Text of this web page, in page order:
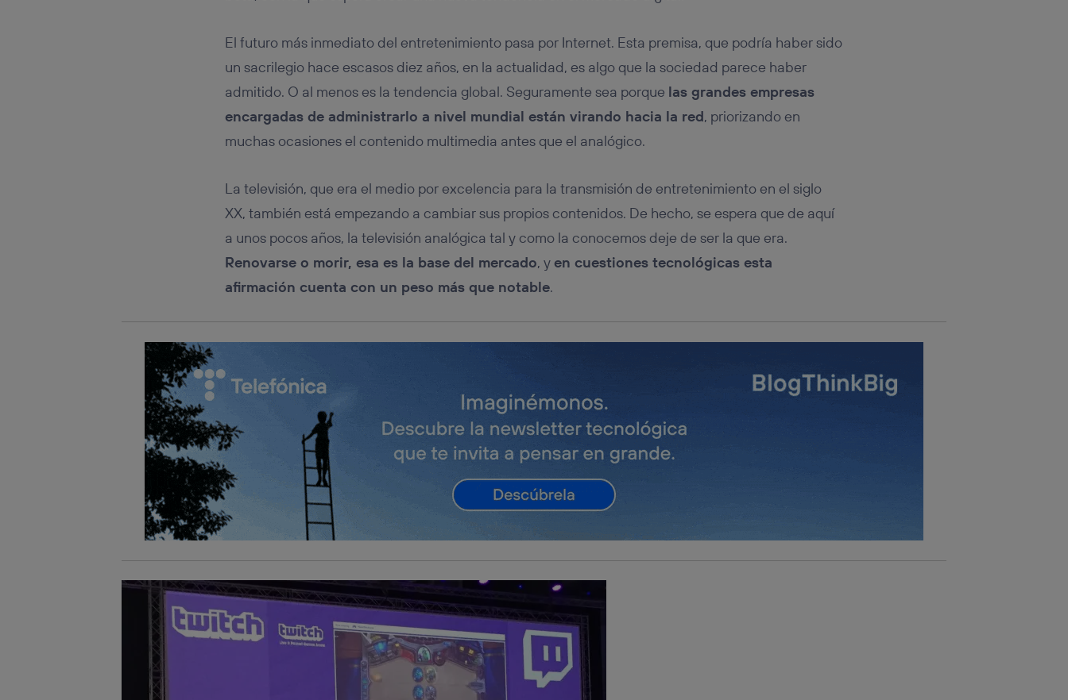
El futuro más inmediato del entretenimiento pasa por Internet. Esta premisa, que podría haber sido
un sacrilegio hace escasos diez años, en la actualidad, es algo que la sociedad parece haber
admitido. O al menos es la tendencia global. Seguramente sea porque las grandes empresas
encargadas de administrarlo a nivel mundial están virando hacia la red, priorizando en
muchas ocasiones el contenido multimedia antes que el analógico.
La televisión, que era el medio por excelencia para la transmisión de entretenimiento en el siglo
XX, también está empezando a cambiar sus propios contenidos. De hecho, se espera que de aquí
a unos pocos años, la televisión analógica tal y como la conocemos deje de ser la que era.
Renovarse o morir, esa es la base del mercado, yen cuestiones tecnológicas esta
afirmación cuenta con un peso más que notable.
conecte su dispositivo y consienta el uso de la tecnología recibirá el mismo identificador.
Si utilizas unaconexión de banda ancha (p. ej., Wi-Fi), el marketing o análisis se
realizará en función de las actividades de navegación de los miembros del hogar que
hayan dado su consentimiento.
Si utilizasdatos móviles, el marketing será más personalizado, ya que se basará
únicamente en la navegación del usuario del móvil.
Puedes gestionar los consentimientos Utiq seleccionando “Administrar Utiq” en la parte
inferior de esta página web o visitando el portal de privacidad de Utiq (“consenthub”)